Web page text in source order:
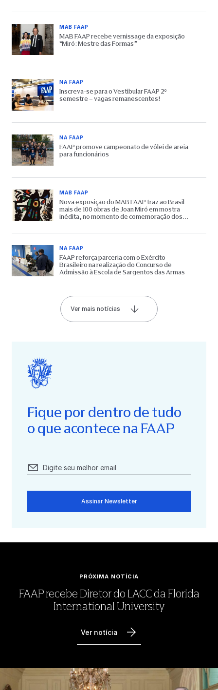
MAB FAAP
MAB FAAP recebe vernissage da exposição
“Miró: Mestre das Formas”
NA FAAP
Inscreva-se para o Vestibular FAAP 2º
semestre – vagas remanescentes!
NA FAAP
FAAP promove campeonato de vôlei de areia
para funcionários
MAB FAAP
Nova exposição do MAB FAAP traz ao Brasil
mais de 100 obras de Joan Miró em mostra
inédita, no momento de comemoração dos
NA FAAP
FAAP reforça parceria com o Exército
Brasileiro na realização do Concurso de
Admissão à Escola de Sargentos das Armas
Ver mais notícias
Fique por dentro de tudo
o que acontece na FAAP
Assinar Newsletter
PRÓXIMA NOTÍCIA
FAAP recebe Diretor do LACC da Florida
International University
Ver notícia